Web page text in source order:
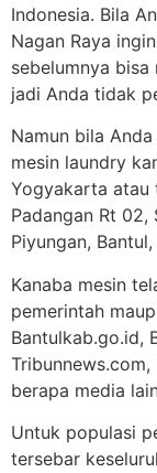
Indonesia. Bila
Nagan Raya
sebelumnya
jadi Anda tidak
Namun bila
mesin laundry
Yogyakarta atau
Padangan Rt 02,
Piyungan,
Kanaba mesin
pemerintah
Bantulkab.go.id,
berapa media
Untuk populasi
tersebar